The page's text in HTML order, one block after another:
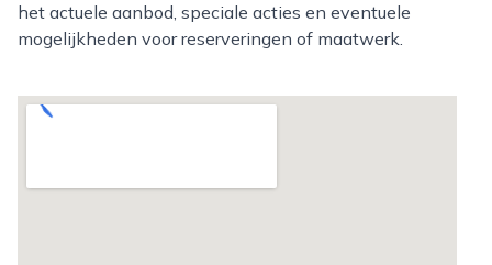
het actuele aanbod, speciale acties en eventuele
mogelijkheden voor reserveringen of maatwerk.